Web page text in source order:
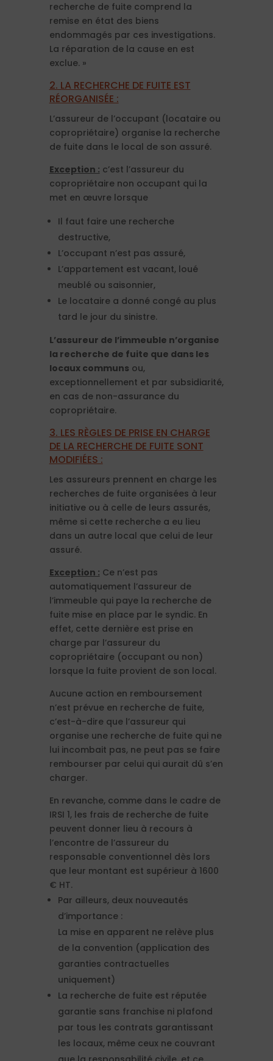
recherche de fuite comprend la
remise en état des biens
endommagés par ces investigations.
La réparation de la cause en est
exclue. »
2. LA RECHERCHE DE FUITE EST
RÉORGANISÉE :
L’assureur de l’occupant (locataire ou
copropriétaire) organise la recherche
de fuite dans le local de son assuré.
Exception : c’est l’assureur du
copropriétaire non occupant qui la
met en œuvre lorsque
Il faut faire une recherche
destructive,
L’occupant n’est pas assuré,
L’appartement est vacant, loué
meublé ou saisonnier,
Le locataire a donné congé au plus
tard le jour du sinistre.
L’assureur de l’immeuble n’organise
la recherche de fuite que dans les
locaux communs ou,
exceptionnellement et par subsidiarité,
en cas de non-assurance du
copropriétaire.
3. LES RÈGLES DE PRISE EN CHARGE
DE LA RECHERCHE DE FUITE SONT
MODIFIÉES :
Les assureurs prennent en charge les
recherches de fuite organisées à leur
initiative ou à celle de leurs assurés,
même si cette recherche a eu lieu
dans un autre local que celui de leur
assuré.
Exception : Ce n’est pas
automatiquement l’assureur de
l’immeuble qui paye la recherche de
fuite mise en place par le syndic. En
effet, cette dernière est prise en
charge par l’assureur du
copropriétaire (occupant ou non)
lorsque la fuite provient de son local.
Aucune action en remboursement
n’est prévue en recherche de fuite,
c’est-à-dire que l’assureur qui
organise une recherche de fuite qui ne
lui incombait pas, ne peut pas se faire
rembourser par celui qui aurait dû s’en
charger.
En revanche, comme dans le cadre de
IRSI 1, les frais de recherche de fuite
peuvent donner lieu à recours à
l’encontre de l’assureur du
responsable conventionnel dès lors
que leur montant est supérieur à 1600
€ HT.
Par ailleurs, deux nouveautés
d’importance :
La mise en apparent ne relève plus
de la convention (application des
garanties contractuelles
uniquement)
La recherche de fuite est réputée
garantie sans franchise ni plafond
par tous les contrats garantissant
les locaux, même ceux ne couvrant